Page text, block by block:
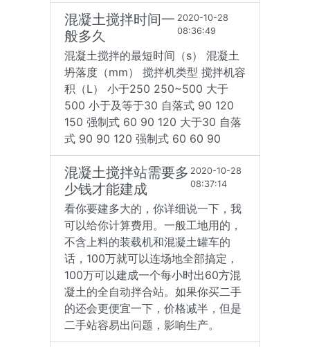
混凝土搅拌时间一
般多久
2020-10-28
08:36:49
混凝土搅拌的最短时间（s） 混凝土
坍落度（mm） 搅拌机类型 搅拌机容
积（L） 小于250 250~500 大于
500 小于及等于30 自落式 90 120
150 强制式 60 90 120 大于30 自落
式 90 90 120 强制式 60 60 90
混凝土搅拌站需要多
少钱才能建成
2020-10-28
08:37:14
看你要建多大的，你详细说一下，我
可以给你计算费用。一般工地用的，
不含上料的装载机和混凝土罐车的
话，100万就可以连场地全部搞定，
100万可以建成一个每小时出60方混
凝土的全自动拌合站。如果你买二手
的还会更便宜一下，价格减半，但是
二手站容易出问题，影响生产。